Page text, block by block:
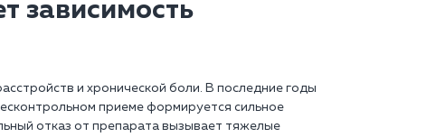
зависимость
и хронической боли. В последние годы
приеме формируется сильное
отказ от препарата вызывает тяжелые